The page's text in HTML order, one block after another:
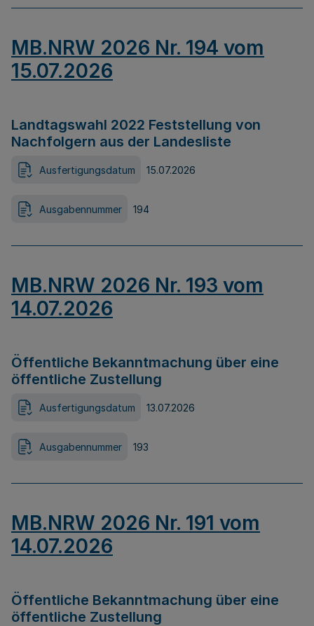
MB.NRW 2026 Nr. 194 vom
15.07.2026
Landtagswahl 2022 Feststellung von
Nachfolgern aus der Landesliste
Ausfertigungsdatum 15.07.2026
Ausgabennummer 194
MB.NRW 2026 Nr. 193 vom
14.07.2026
Öffentliche Bekanntmachung über eine
öffentliche Zustellung
Ausfertigungsdatum 13.07.2026
Ausgabennummer 193
MB.NRW 2026 Nr. 191 vom
14.07.2026
Öffentliche Bekanntmachung über eine
öffentliche Zustellung